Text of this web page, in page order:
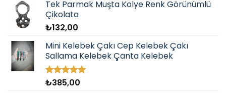
Tek Parmak Muşta Kolye Renk Görünümlü
Çikolata
₺132,00
Mini Kelebek Çakı Cep Kelebek Çakı
Sallama Kelebek Çanta Kelebek
5 üzerinden
₺385,00